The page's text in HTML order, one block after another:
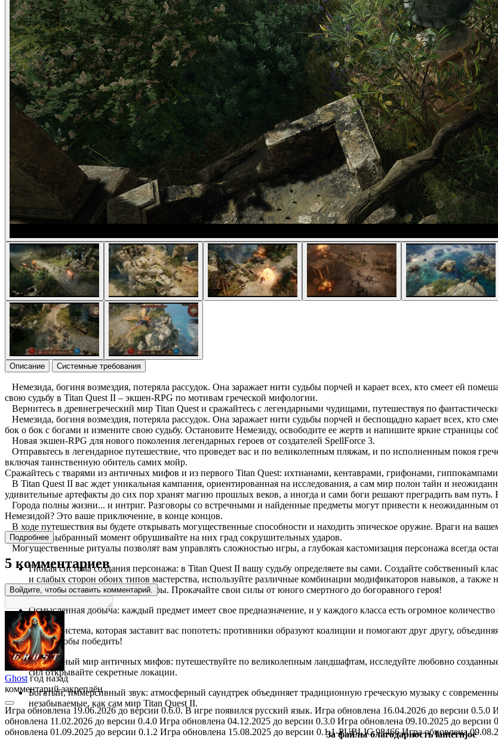
Описание Системные требования
Немезида, богиня возмездия, потеряла рассудок. Она заражает нити судьбы порчей и карает всех, кто смеет ей
свою судьбу в Titan Quest II – экшен-RPG по мотивам греческой мифологии.
Вернитесь в древнегреческий мир Titan Quest и сражайтесь с легендарными чудищами, путешествуя по
Немезида, богиня возмездия, потеряла рассудок. Она заражает нити судьбы порчей и беспощадно карает всех, кто
бок о бок с богами и измените свою судьбу. Остановите Немезиду, освободите ее жертв и напишите яркие страницы
Новая экшен-RPG для нового поколения легендарных героев от создателей SpellForce 3.
Отправьтесь в легендарное путешествие, что проведет вас и по великолепным пляжам, и по исполненным покоя
включая таинственную обитель самих мойр.
Сражайтесь с тварями из античных мифов и из первого Titan Quest: ихтианами, кентаврами, грифонами,
В Titan Quest II вас ждет уникальная кампания, ориентированная на исследования, а сам мир полон тайн и
удивительные артефакты до сих пор хранят магию прошлых веков, а иногда и сами боги решают преградить вам
Города полны жизни... и интриг. Разговоры со встречными и найденные предметы могут привести к неожиданным
Немезидой? Это ваше приключение, в конце концов.
В ходе путешествия вы будете открывать могущественные способности и находить эпическое оружие. Враги на
тщательно выбранный момент обрушивайте на них град сокрушительных ударов.
Могущественные ритуалы позволят вам управлять сложностью игры, а глубокая кастомизация персонажа всегда
Гибкая система создания персонажа: в Titan Quest II вашу судьбу определяете вы сами. Создайте собственный
и слабых сторон обоих типов мастерства, используйте различные комбинации модификаторов навыков, а также
и нащупать любимый стиль игры. Прокачайте свои силы от юного смертного до богоравного героя!
Осмысленная добыча: каждый предмет имеет свое предназначение, и у каждого класса есть огромное
Боевая система, которая заставит вас попотеть: противники образуют коалиции и помогают друг другу,
силы, чтобы победить!
Прекрасный мир античных мифов: путешествуйте по великолепным ландшафтам, исследуйте любовно
сил открывайте секретные локации.
Богатый, иммерсивный звук: атмосферный саундтрек объединяет традиционную греческую музыку с
незабываемые, как сам мир Titan Quest II.
За файлы благодарность lanternjoe
Подробнее
5 комментариев
Войдите, чтобы оставить комментарий.
Ghost год назад
комментарий закреплён
Игра обновлена 19.06.2026 до версии 0.6.0. В игре появился русский язык. Игра обновлена 16.04.2026 до версии
обновлена 11.02.2026 до версии 0.4.0 Игра обновлена 04.12.2025 до версии 0.3.0 Игра обновлена 09.10.2025 до
обновлена 01.09.2025 до версии 0.1.2 Игра обновлена 15.08.2025 до версии 0.1.1-PUBLIC.98466 Игра обновлена